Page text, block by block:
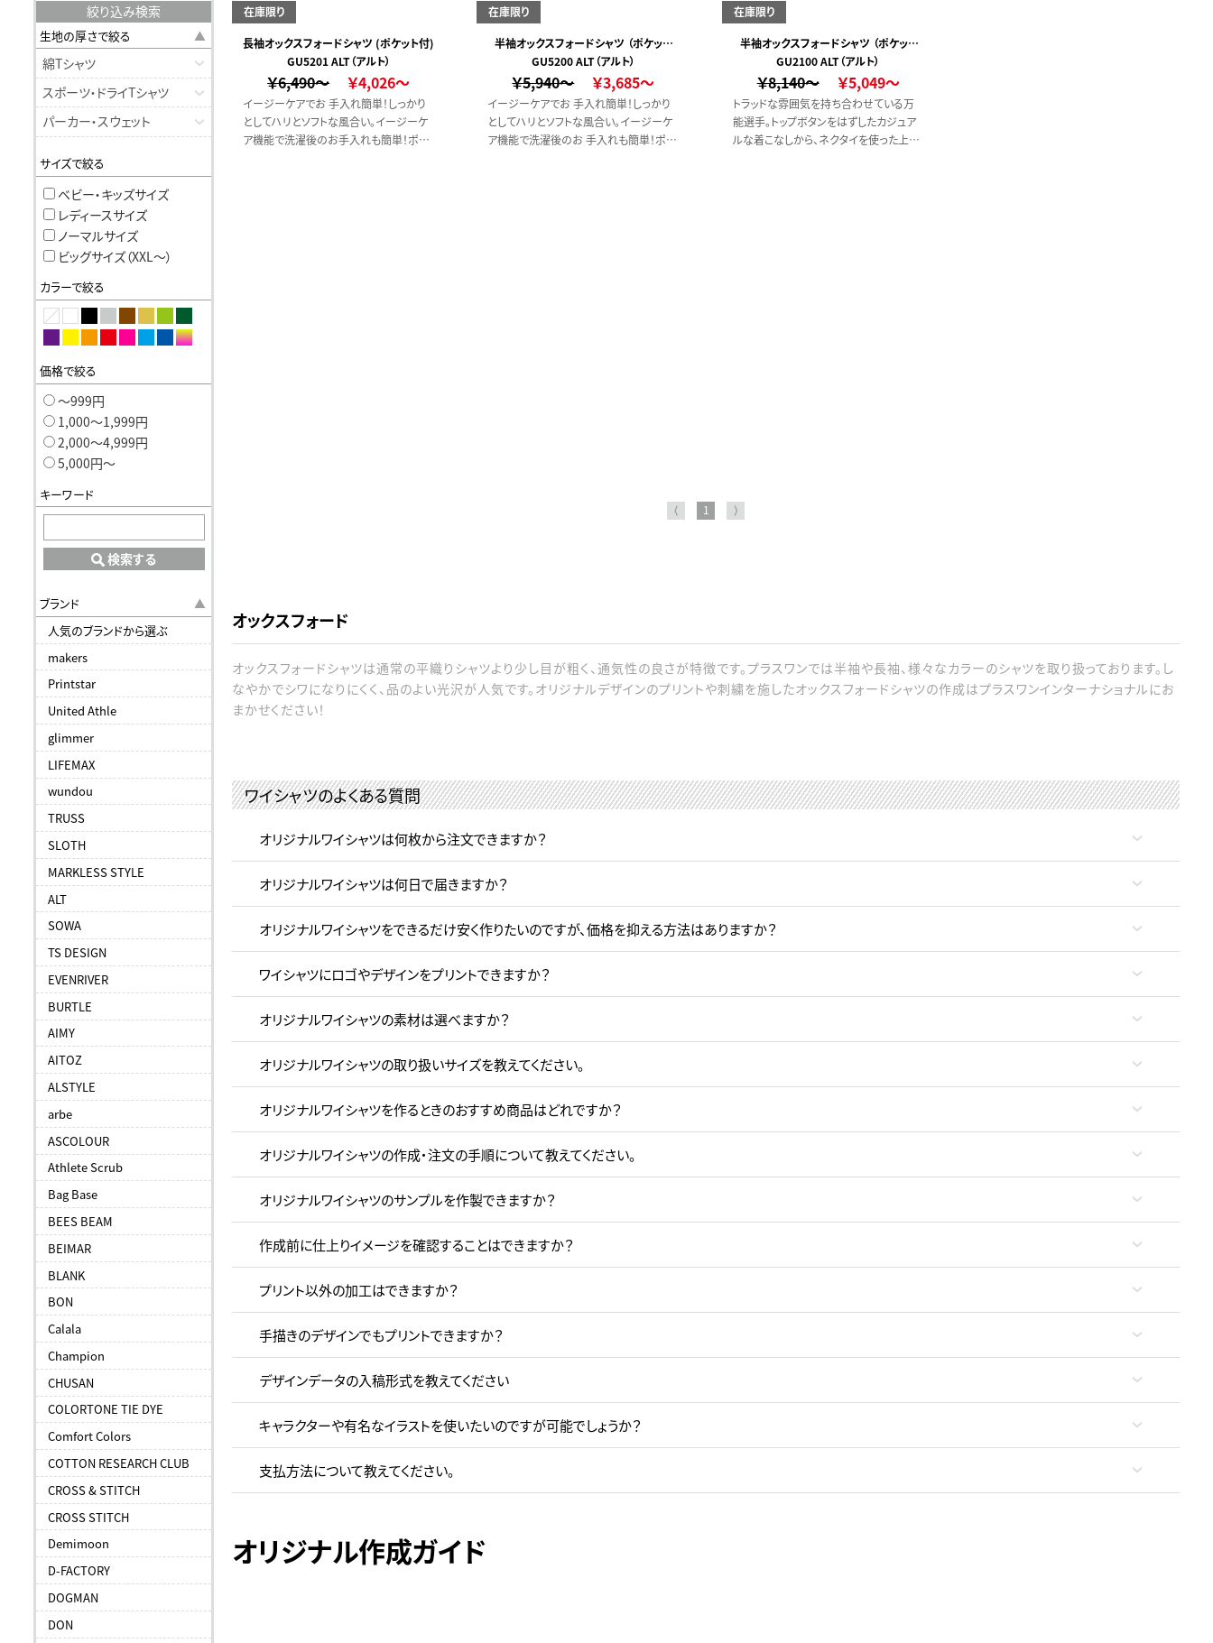
絞り込み検索
生地の厚さで絞る
綿Tシャツ
スポーツ・ドライTシャツ
パーカー・スウェット
サイズで絞る
ベビー・キッズサイズ
レディースサイズ
ノーマルサイズ
ビッグサイズ（XXL〜）
カラーで絞る
価格で絞る
〜999円
1,000〜1,999円
2,000〜4,999円
5,000円〜
キーワード
検索する
ブランド
人気のブランドから選ぶ
makers
Printstar
United Athle
glimmer
LIFEMAX
wundou
TRUSS
SLOTH
MARKLESS STYLE
ALT
SOWA
TS DESIGN
EVENRIVER
BURTLE
AIMY
AITOZ
ALSTYLE
arbe
ASCOLOUR
Athlete Scrub
Bag Base
BEES BEAM
BEIMAR
BLANK
BON
Calala
Champion
CHUSAN
COLORTONE TIE DYE
Comfort Colors
COTTON RESEARCH CLUB
CROSS & STITCH
CROSS STITCH
Demimoon
D-FACTORY
DOGMAN
DON
在庫限り
長袖オックスフォードシャツ (ポケット付)
GU5201 ALT（アルト）
￥6,490～ ￥4,026～
イージーケアでお 手入れ簡単！しっかり
としてハリとソフトな風合い。イージーケ
ア機能で洗濯後のお手入れも簡単！ポリ
在庫限り
半袖オックスフォードシャツ （ポケット
付）
GU5200 ALT（アルト）
￥5,940～ ￥3,685～
イージーケアでお 手入れ簡単！しっかり
としてハリとソフトな風合い。イージーケ
ア機能で洗濯後のお 手入れも簡単！ポリ
在庫限り
半袖オックスフォードシャツ （ポケット
付）
GU2100 ALT（アルト）
￥8,140～ ￥5,049～
トラッドな雰囲気を持ち合わせている万
能選手。トップボタンをはずしたカジュア
ルな着こなしから、ネクタイを使った上品
⟨ 1 ⟩
オックスフォード
オックスフォードシャツは通常の平織りシャツより少し目が粗く、通気性の良さが特徴です。プラスワンでは半袖や長袖、様々なカラーのシャツを取り扱っております。し
なやかでシワになりにくく、品のよい光沢が人気です。オリジナルデザインのプリントや刺繍を施したオックスフォードシャツの作成はプラスワンインターナショナルにお
まかせください！
ワイシャツのよくある質問
オリジナルワイシャツは何枚から注文できますか？
オリジナルワイシャツは何日で届きますか？
オリジナルワイシャツをできるだけ安く作りたいのですが、価格を抑える方法はありますか？
ワイシャツにロゴやデザインをプリントできますか？
オリジナルワイシャツの素材は選べますか？
オリジナルワイシャツの取り扱いサイズを教えてください。
オリジナルワイシャツを作るときのおすすめ商品はどれですか？
オリジナルワイシャツの作成・注文の手順について教えてください。
オリジナルワイシャツのサンプルを作製できますか？
作成前に仕上りイメージを確認することはできますか？
プリント以外の加工はできますか？
手描きのデザインでもプリントできますか？
デザインデータの入稿形式を教えてください
キャラクターや有名なイラストを使いたいのですが可能でしょうか？
支払方法について教えてください。
オリジナル作成ガイド